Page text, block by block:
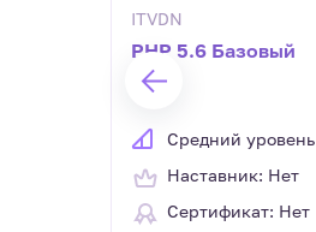
ITVDN
PHP 5.6 Базовый
Средний уровень
Наставник: Нет
Сертификат: Нет